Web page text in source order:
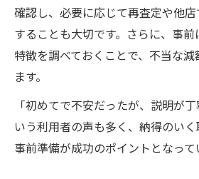
確認し、必要に応じて再査定や他
することも大切です。さらに、事
特徴を調べておくことで、不当な
ます。
「初めてで不安だったが、説明が
いう利用者の声も多く、納得のい
事前準備が成功のポイントとなって